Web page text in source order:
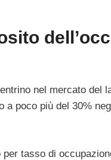
nel mercato del
a poco più del 30%
tasso di